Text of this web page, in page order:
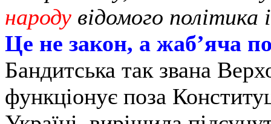
народу відомого політика
Це не закон, а жаб’яча
Бандитська так звана
функціонує поза